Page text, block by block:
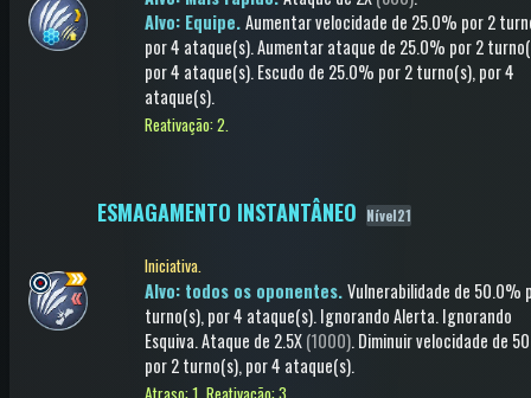
Alvo: Equipe.Aumentar velocidade de 25.0% por 2
por 4 ataque(s).Aumentar ataque de 25.0% por 2
por 4 ataque(s).Escudo de 25.0% por 2 turno(s), por 4
ataque(s).
Reativação: 2.
ESMAGAMENTO INSTANTÂNEO Nível21
Iniciativa.
Alvo: todos os oponentes.Vulnerabilidade de 50.0%
turno(s), por 4 ataque(s).Ignorando Alerta.Ignorando
Esquiva.Ataque de 2.5X(1000).Diminuir velocidade de
por 2 turno(s), por 4 ataque(s).
Atraso: 1. Reativação: 3.